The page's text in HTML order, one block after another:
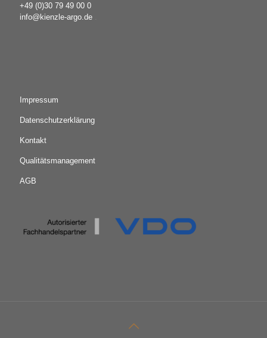
+49 (0)30 79 49 00 0
info@kienzle-argo.de
Impressum
Datenschutzerklärung
Kontakt
Qualitätsmanagement
AGB